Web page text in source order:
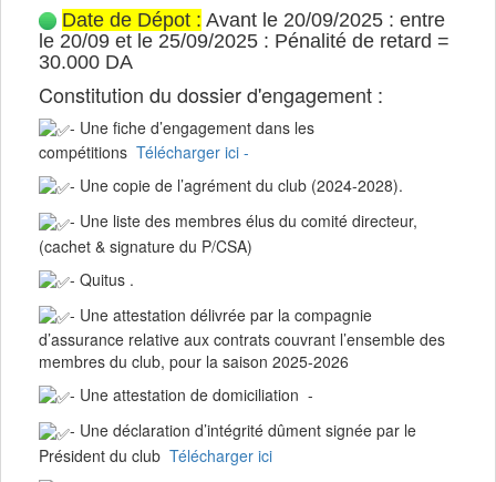
Date de Dépot : Avant le 20/09/2025 : entre
le 20/09 et le 25/09/2025 : Pénalité de retard =
30.000 DA
Constitution du dossier d'engagement :
- Une fiche d’engagement dans les
compétitions Télécharger ici -
- Une copie de l’agrément du club (2024-2028).
- Une liste des membres élus du comité directeur,
(cachet & signature du P/CSA)
- Quitus .
- Une attestation délivrée par la compagnie
d’assurance relative aux contrats couvrant l’ensemble des
membres du club, pour la saison 2025-2026
- Une attestation de domiciliation -
- Une déclaration d’intégrité dûment signée par le
Président du club Télécharger ici